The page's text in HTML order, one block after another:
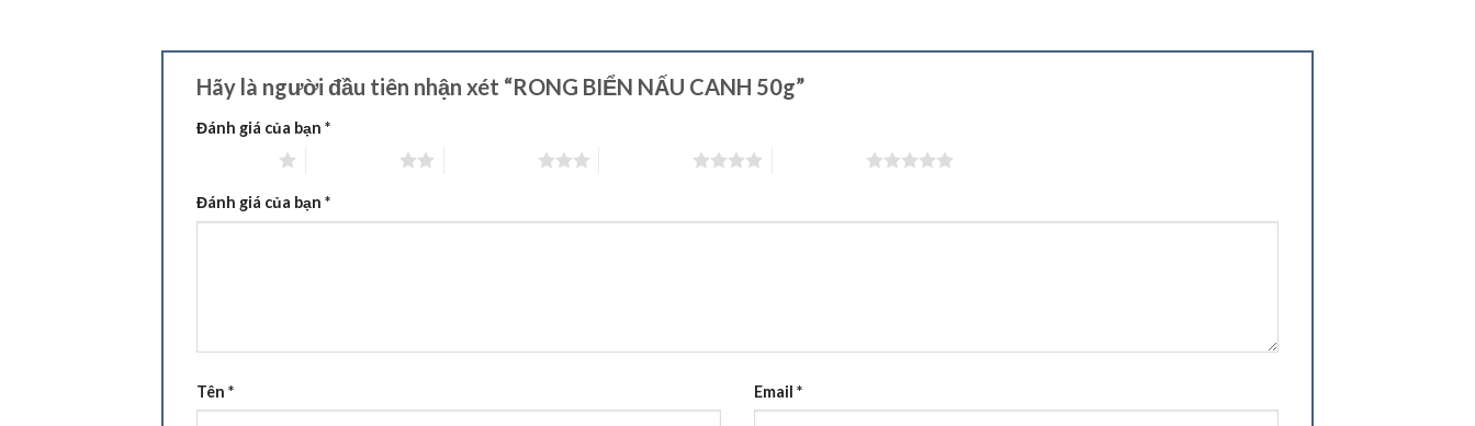
Hãy là người đầu tiên nhận xét “RONG BIỂN NẤU CANH 50g”
Đánh giá của bạn *
Đánh giá của bạn *
Tên * Email *